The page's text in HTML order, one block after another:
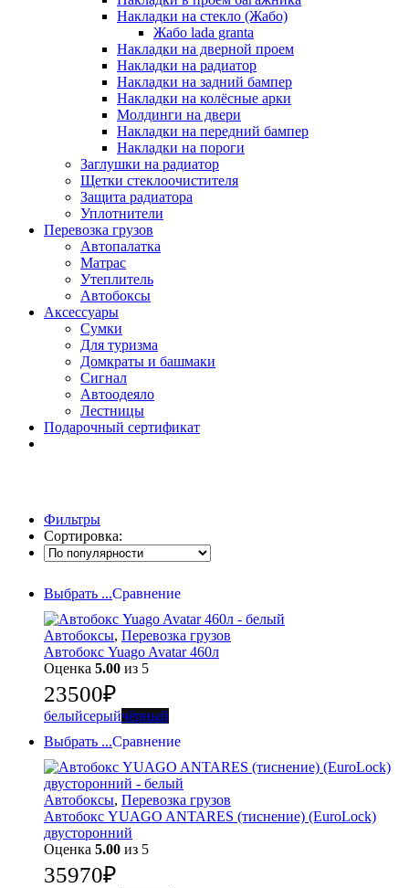
Накладки на стекло (Жабо)
Жабо lada granta
Накладки на дверной проем
Накладки на радиатор
Накладки на задний бампер
Накладки на колёсные арки
Молдинги на двери
Накладки на передний бампер
Накладки на пороги
Заглушки на радиатор
Щетки стеклоочистителя
Защита радиатора
Уплотнители
Перевозка грузов
Автопалатка
Матрас
Утеплитель
Автобоксы
Аксессуары
Сумки
Для туризма
Домкраты и башмаки
Сигнал
Автоодеяло
Лестницы
Подарочный сертификат
Фильтры
Сортировка:
Выбрать ...Сравнение
Автобоксы, Перевозка грузов
Автобокс Yuago Avatar 460л
Оценка 5.00 из 5
23500₽
белыйсерыйчёрный
Выбрать ...Сравнение
Автобоксы, Перевозка грузов
Автобокс YUAGO ANTARES (тиснение) (EuroLock)
двусторонний
Оценка 5.00 из 5
35970₽